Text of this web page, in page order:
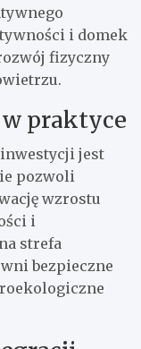
i domek
fizyczny
praktyce
jest
pozwoli
wzrostu
i
strefa
bezpieczne